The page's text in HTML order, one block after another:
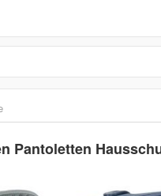
Pantoletten